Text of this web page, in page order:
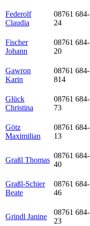
Federolf
Claudia
08761 684-
24
Fischer
Johann
08761 684-
20
Gawron
Karin
08761 684-
814
Glück
Christina
08761 684-
73
Götz
Maximilian
08761 684-
13
Graßl Thomas
08761 684-
40
Graßl-Schier
Beate
08761 684-
46
Grindl Janine
08761 684-
23